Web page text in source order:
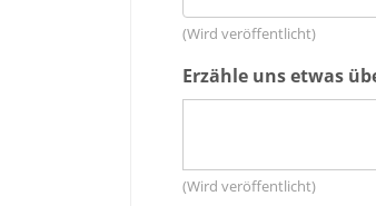
(Wird veröffentlicht)
Erzähle uns etwas
(Wird veröffentlicht)